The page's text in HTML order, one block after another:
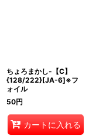
ちょろまかし-【C】
{128/222}[JA-6]※フ
ォイル
50円
カートに入れる